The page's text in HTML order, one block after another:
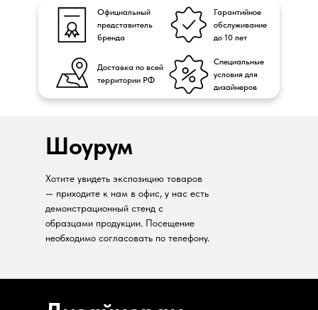
Официальный
представитель
бренда
Доставка по всей
территории РФ
Гарантийное
обслуживание
до 10 лет
Специальные
условия для
дизайнеров
Шоурум
Хотите увидеть экспозицию товаров
— приходите к нам в офис, у нас есть
демонстрационный стенд с
образцами продукции. Посещение
необходимо согласовать по телефону.